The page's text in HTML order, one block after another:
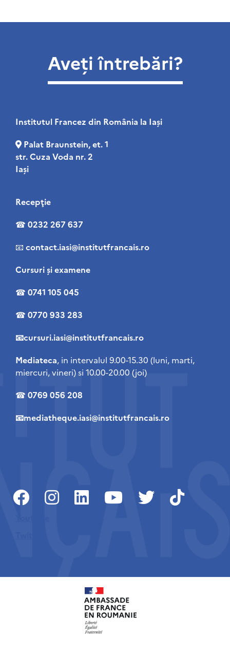
Aveți întrebări?
Institutul Francez din România la Iaşi
Palat Braunstein, et. 1
str. Cuza Voda nr. 2
Iași
Recepţie
☎ 0232 267 637
📧 contact.iasi@institutfrancais.ro
Cursuri şi examene
☎ 0741 105 045
☎ 0770 933 283
📧cursuri.iasi@institutfrancais.ro
Mediateca, in intervalul 9.00-15.30 (luni, marti,
miercuri, vineri) si 10.00-20.00 (joi)
☎ 0769 056 208
📧mediatheque.iasi@institutfrancais.ro